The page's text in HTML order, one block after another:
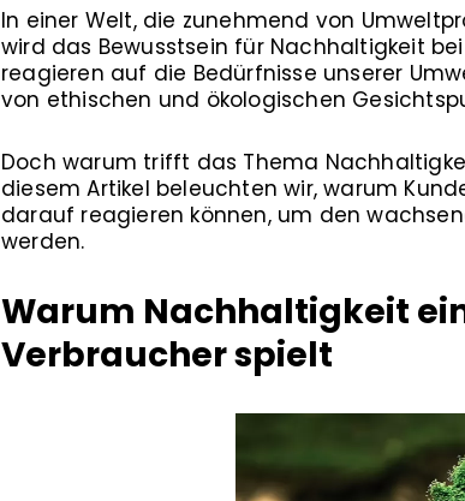
In einer Welt, die zunehmend von
wird das Bewusstsein für Nachhaltigkeit
reagieren auf die Bedürfnisse unserer
von ethischen und ökologischen
Doch warum trifft das Thema
diesem Artikel beleuchten wir, warum
darauf reagieren können, um den
werden.
Warum Nachhaltigkeit
Verbraucher spielt